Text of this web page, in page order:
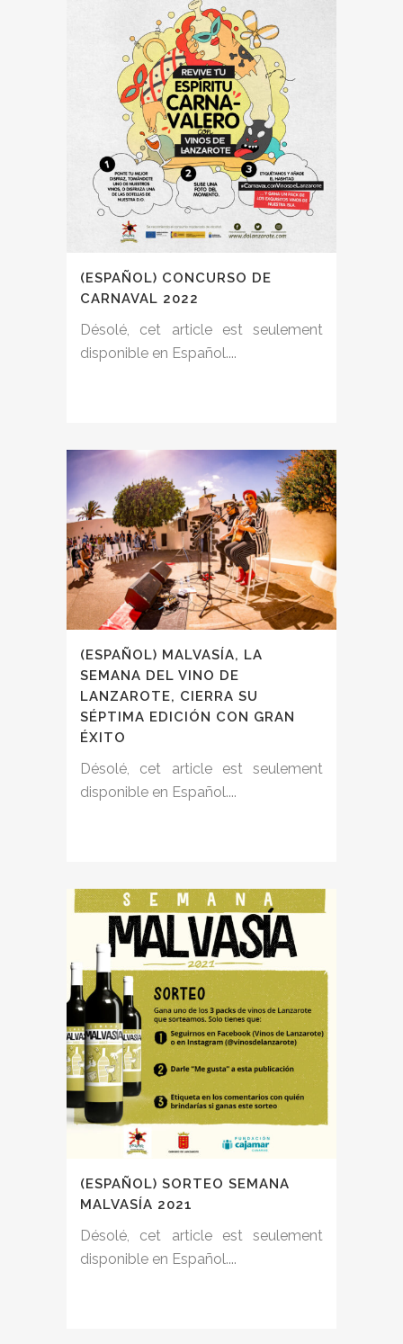
(ESPAÑOL) CONCURSO DE
CARNAVAL 2022
Désolé, cet article est seulement
disponible en Español....
(ESPAÑOL) MALVASÍA, LA
SEMANA DEL VINO DE
LANZAROTE, CIERRA SU
SÉPTIMA EDICIÓN CON GRAN
ÉXITO
Désolé, cet article est seulement
disponible en Español....
(ESPAÑOL) SORTEO SEMANA
MALVASÍA 2021
Désolé, cet article est seulement
disponible en Español....